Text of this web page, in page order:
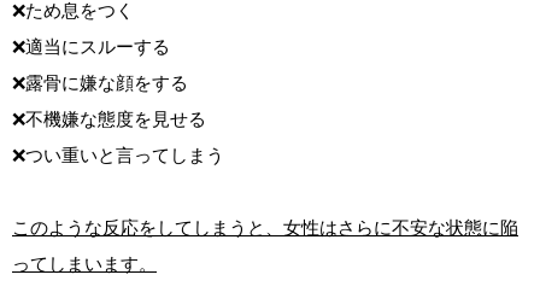
❌ため息をつく
❌適当にスルーする
❌露骨に嫌な顔をする
❌不機嫌な態度を見せる
❌つい重いと言ってしまう
このような反応をしてしまうと、女性はさらに不安な状態に陥
ってしまいます。